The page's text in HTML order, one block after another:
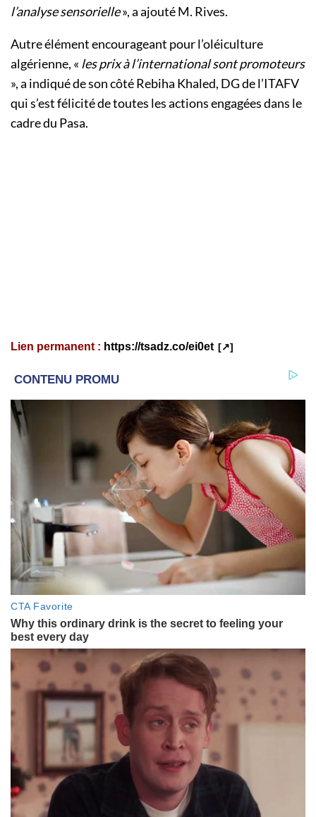
l’analyse sensorielle», a ajouté M. Rives.
Autre élément encourageant pour l’oléiculture
algérienne, « les prix à l’international sont promoteurs
», a indiqué de son côté Rebiha Khaled, DG de l’ITAFV
qui s’est félicité de toutes les actions engagées dans le
cadre du Pasa.
Lien permanent : https://tsadz.co/ei0et